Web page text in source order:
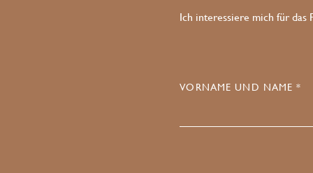
Ich interessiere mich für das
VORNAME UND NAME *